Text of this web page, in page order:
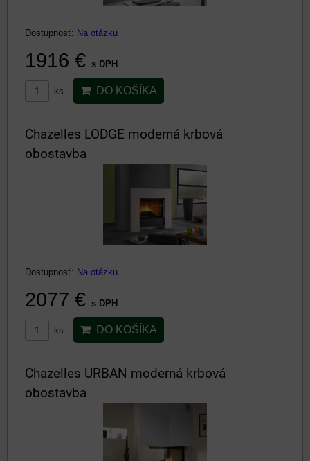
Dostupnosť: Na otázku
1916 € s DPH
ks DO KOŠÍKA
Chazelles LODGE moderná krbová
obostavba
Dostupnosť: Na otázku
2077 € s DPH
ks DO KOŠÍKA
Chazelles URBAN moderná krbová
obostavba